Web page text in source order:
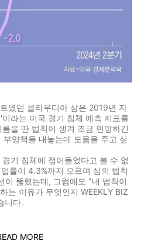
였던 클라우디아 삼은 2019년 자
라는 미국 경기 침체 예측 지표를
을 딴 법칙이 생겨 조금 민망하긴
양책을 내놓는데 도움을 주고 싶
기 침체에 접어들었다고 볼 수 없
률이 4.3%까지 오르며 삼의 법칙
이 뚫렸는데, 그럼에도 "내 법칙이
는 이유가 무엇인지 WEEKLY BIZ
니다.
MORE